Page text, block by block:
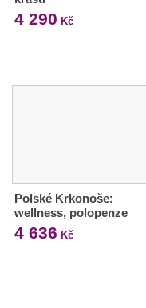
4 290 Kč
Polské Krkonoše:
wellness, polopenze
4 636 Kč